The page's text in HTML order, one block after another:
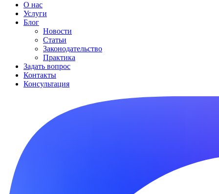
О нас
Услуги
Блог
Новости
Статьи
Законодательство
Практика
Задать вопрос
Контакты
Консультация